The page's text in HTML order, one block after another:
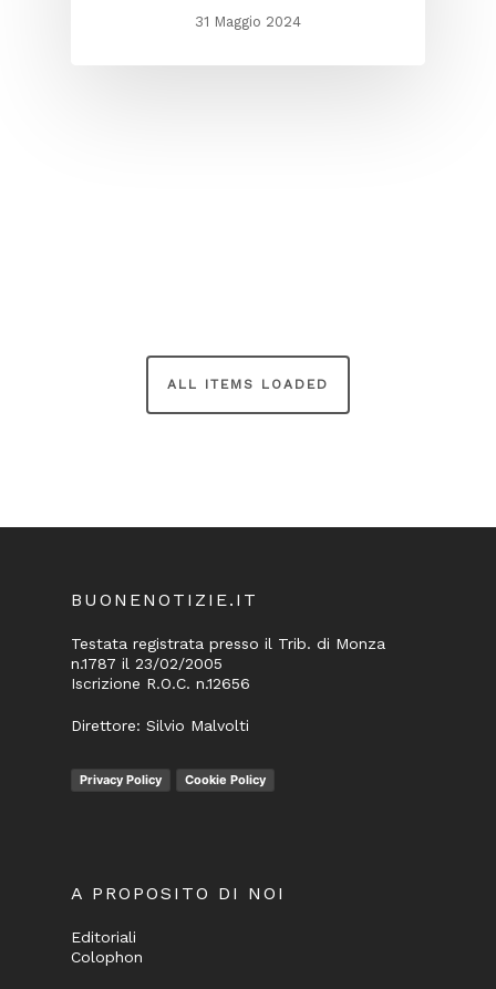
31 Maggio 2024
BUONENOTIZIE.IT
Testata registrata presso il Trib. di Monza
n.1787 il 23/02/2005
Iscrizione R.O.C. n.12656
Direttore: Silvio Malvolti
Privacy Policy Cookie Policy
A PROPOSITO DI NOI
Editoriali
Colophon